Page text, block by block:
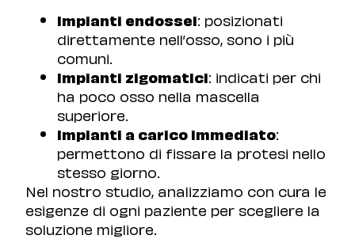
Impianti endossei: posizionati
direttamente nell’osso, sono i più
comuni.
Impianti zigomatici: indicati per chi
ha poco osso nella mascella
superiore.
Impianti a carico immediato:
permettono di fissare la protesi nello
stesso giorno.
Nel nostro studio, analizziamo con cura le
esigenze di ogni paziente per scegliere la
soluzione migliore.